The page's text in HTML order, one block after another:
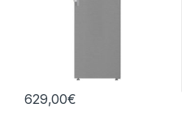
629,00€